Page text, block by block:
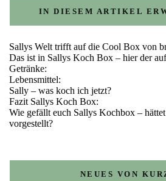
IN DIESEM ARTIKEL
Sallys Welt trifft auf die Cool Box von
Das ist in Sallys Koch Box – hier der
Getränke:
Lebensmittel:
Sally – was koch ich jetzt?
Fazit Sallys Koch Box:
Wie gefällt euch Sallys Kochbox –
vorgestellt?
NEUES VON